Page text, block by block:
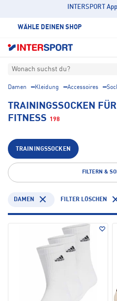
INTERSPORT
WÄHLE DEINEN SHOP
Wonach suchst du?
Damen Kleidung Accessoires
TRAININGSSOCKEN
FITNESS
198
TRAININGSSOCKEN
FILTERN &
DAMEN FILTER LÖSCHEN